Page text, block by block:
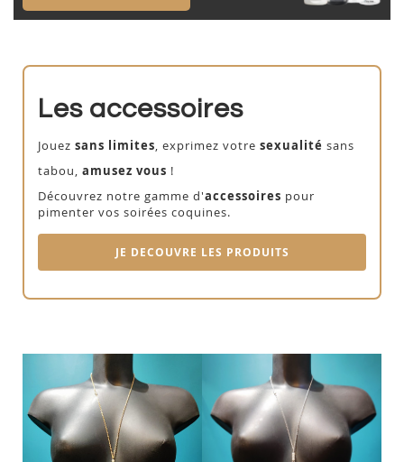
Les accessoires
Jouez sans limites, exprimez votre sexualité sans
tabou, amusez vous !
Découvrez notre gamme d'accessoires pour
pimenter vos soirées coquines.
JE DECOUVRE LES PRODUITS